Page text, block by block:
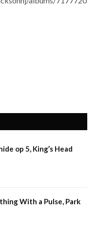
op 5, King’s Head
With a Pulse, Park